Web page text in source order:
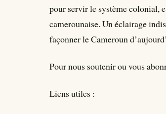
pour servir le système colonial,
camerounaise. Un éclairage
façonner le Cameroun
Pour nous soutenir ou vous
Liens utiles :